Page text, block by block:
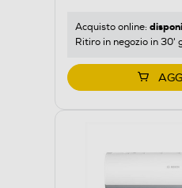
Acquisto online:
Ritiro in negozio in 30'